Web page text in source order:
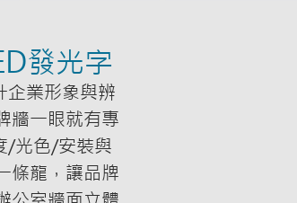
發光字
企業形象與辨
牆一眼就有專
/光色/安裝與
條龍，讓品牌